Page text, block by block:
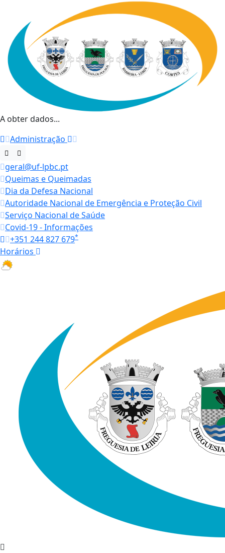
A obter dados...
Administração
geral@uf-lpbc.pt
Queimas e Queimadas
Dia da Defesa Nacional
Autoridade Nacional de Emergência e Proteção Civil
Serviço Nacional de Saúde
Covid-19 - Informações
+351 244 827 679*
Horários